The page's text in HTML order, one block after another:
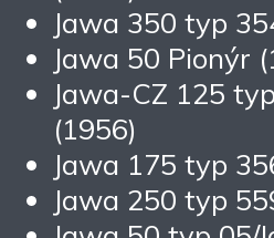
Jawa 350 typ
Jawa 50 Pionýr
Jawa-CZ 125
(1956)
Jawa 175 typ
Jawa 250 typ